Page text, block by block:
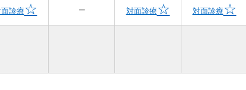
診療☆ － 対面診療☆ 対面診療☆